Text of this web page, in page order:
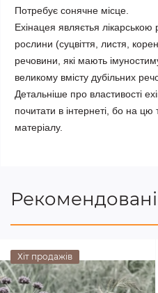
Потребує сонячне місце.
Ехінацея являєтья
рослини (суцвіття, листя,
речовини, які мають
великому вмісту дубільних
Детальніше про властивості
почитати в інтернеті, бо на
матеріалу.
Хіт продажів